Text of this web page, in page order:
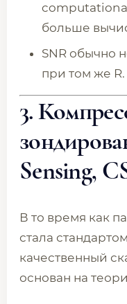
больше
SNR обычно
при том же R.
3.
Sensing,
В то время как
стала
качественный
основан на